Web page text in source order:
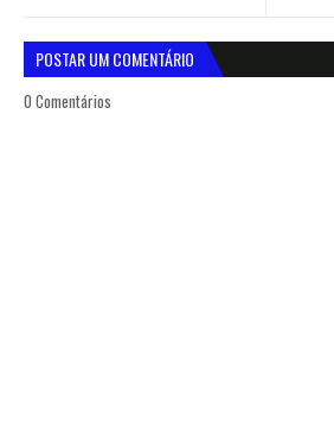
POSTAR UM COMENTÁRIO
0 Comentários